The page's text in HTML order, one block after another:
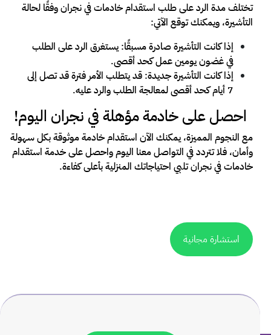
تختلف مدة الرد على طلب استقدام خادمات في نجران وفقًا لحالة
التأشيرة، ويمكنك توقع الآتي:
إذا كانت التأشيرة صادرة مسبقًا: يستغرق الرد على الطلب
في غضون يومين عمل كحد أقصى.
إذا كانت التأشيرة جديدة: قد يتطلب الأمر فترة قد تصل إلى
7 أيام كحد أقصى لمعالجة الطلب والرد عليه.
احصل على خادمة مؤهلة في نجران اليوم!
مع النجوم المميزة، يمكنك الآن استقدام خادمة موثوقة بكل سهولة
وأمان، فلا تتردد في التواصل معنا اليوم واحصل على خدمة استقدام
خادمات في نجران تلبي احتياجاتك المنزلية بأعلى كفاءة.
استشارة مجانية